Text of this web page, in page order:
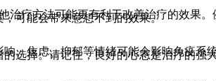
治疗方法可能更有利于改善治疗的效果
可能会带来意想不到的效果。
。焦虑、抑郁等情绪可能会影响免疫
选择。请记住，良好的心态是治疗的强